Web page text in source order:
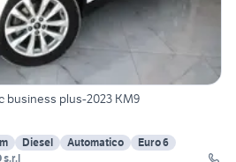
business plus-2023 KM9
Diesel Automatico
Euro 6
s.r.l